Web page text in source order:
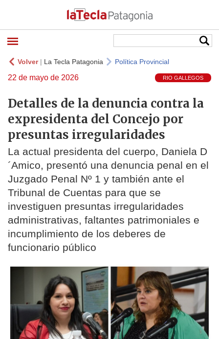
Volver| La Tecla Patagonia Política Provincial
22 de mayo de 2026 RIO GALLEGOS
Detalles de la denuncia contra la
expresidenta del Concejo por
presuntas irregularidades
La actual presidenta del cuerpo, Daniela D
´Amico, presentó una denuncia penal en el
Juzgado Penal Nº 1 y también ante el
Tribunal de Cuentas para que se
investiguen presuntas irregularidades
administrativas, faltantes patrimoniales e
incumplimiento de los deberes de
funcionario público